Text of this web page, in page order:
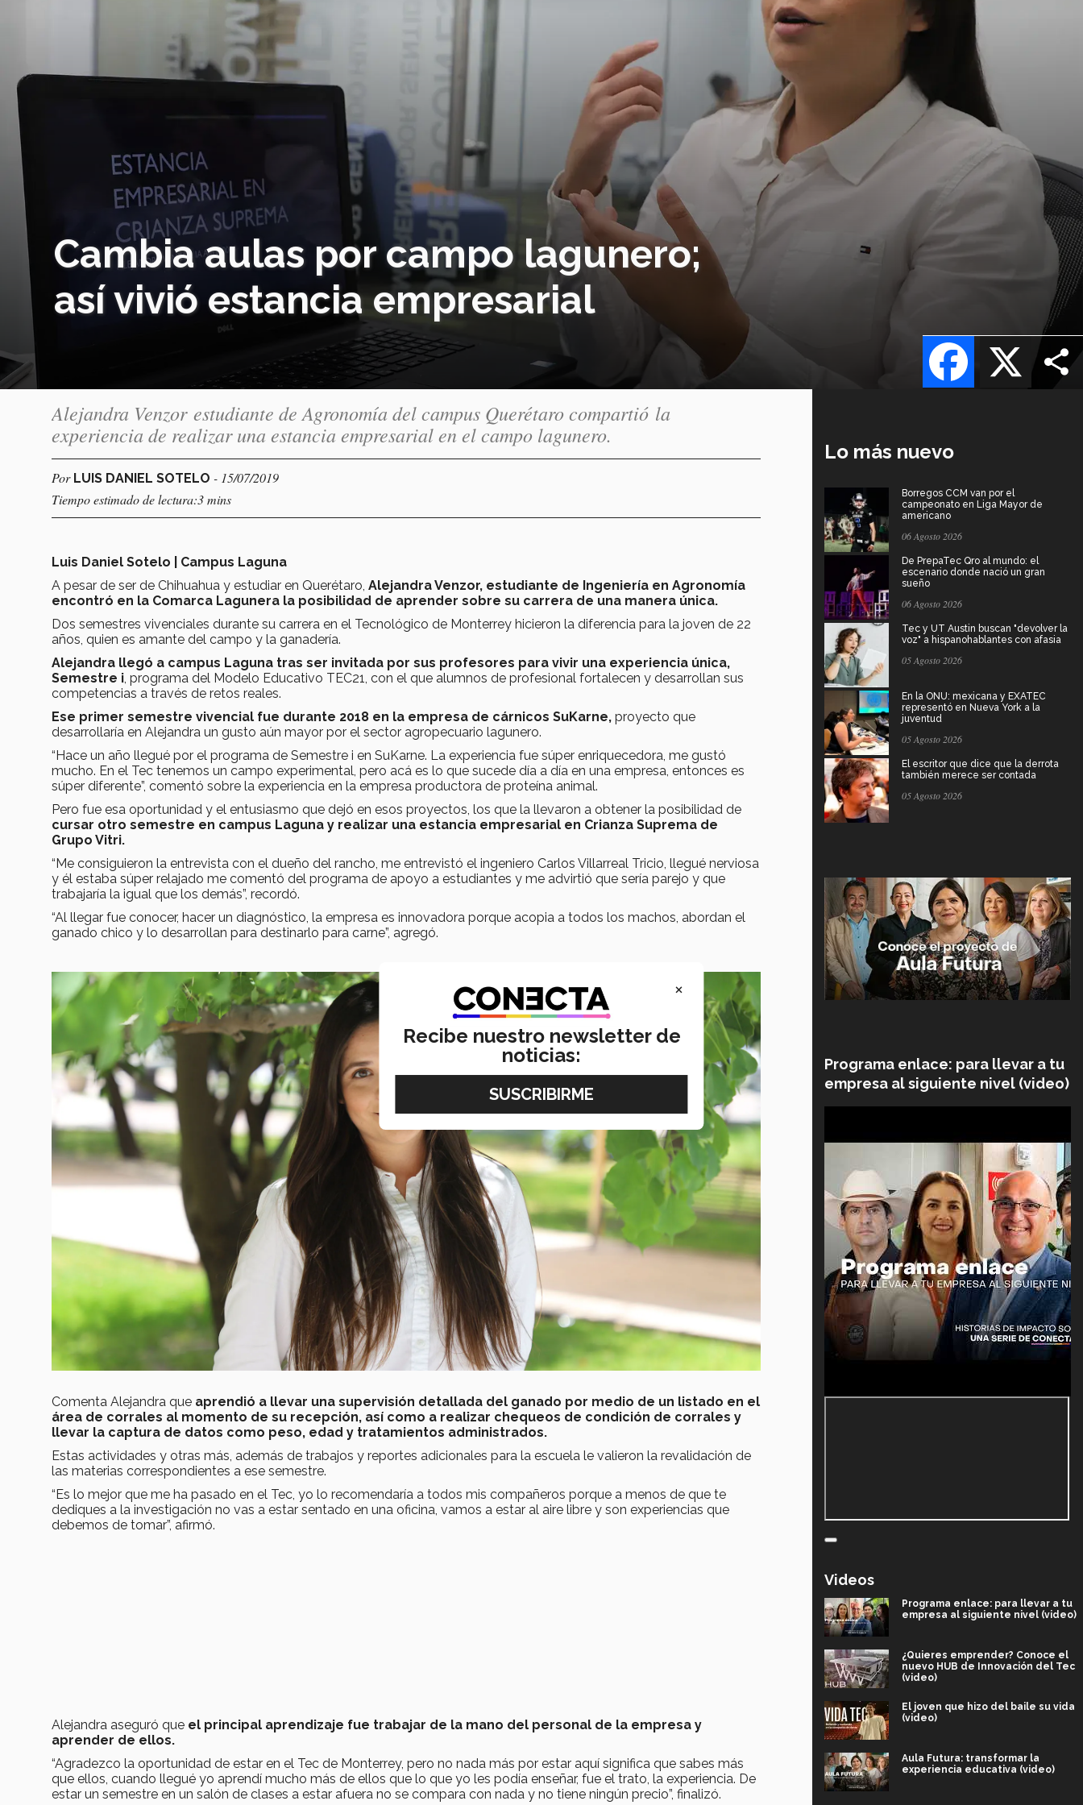
Cambia aulas por campo lagunero;
así vivió estancia empresarial
X
Facebook
Alejandra Venzor estudiante de Agronomía del campus Querétaro compartió la
experiencia de realizar una estancia empresarial en el campo lagunero.
Por LUIS DANIEL SOTELO - 15/07/2019
Tiempo estimado de lectura:3 mins
Luis Daniel Sotelo | Campus Laguna
A pesar de ser de Chihuahua y estudiar en Querétaro, Alejandra Venzor, estudiante de Ingeniería en Agronomía
encontró en la Comarca Lagunera la posibilidad de aprender sobre su carrera de una manera única.
Dos semestres vivenciales durante su carrera en el Tecnológico de Monterrey hicieron la diferencia para la joven de 22
años, quien es amante del campo y la ganadería.
Alejandra llegó a campus Laguna tras ser invitada por sus profesores para vivir una experiencia única,
Semestre i , programa del Modelo Educativo TEC21, con el que alumnos de profesional fortalecen y desarrollan sus
competencias a través de retos reales.
Ese primer semestre vivencial fue durante 2018 en la empresa de cárnicos SuKarne, proyecto que
desarrollaría en Alejandra un gusto aún mayor por el sector agropecuario lagunero.
“Hace un año llegué por el programa de Semestre i en SuKarne. La experiencia fue súper enriquecedora, me gustó
mucho. En el Tec tenemos un campo experimental, pero acá es lo que sucede día a día en una empresa, entonces es
súper diferente”, comentó sobre la experiencia en la empresa productora de proteína animal.
Pero fue esa oportunidad y el entusiasmo que dejó en esos proyectos, los que la llevaron a obtener la posibilidad de
cursar otro semestre en campus Laguna y realizar una estancia empresarial en Crianza Suprema de
Grupo Vitri.
“Me consiguieron la entrevista con el dueño del rancho, me entrevistó el ingeniero Carlos Villarreal Tricio, llegué nerviosa
y él estaba súper relajado me comentó del programa de apoyo a estudiantes y me advirtió que sería parejo y que
trabajaría la igual que los demás”, recordó.
“Al llegar fue conocer, hacer un diagnóstico, la empresa es innovadora porque acopia a todos los machos, abordan el
ganado chico y lo desarrollan para destinarlo para carne”, agregó.
Comenta Alejandra que aprendió a llevar una supervisión detallada del ganado por medio de un listado en el
área de corrales al momento de su recepción, así como a realizar chequeos de condición de corrales y
llevar la captura de datos como peso, edad y tratamientos administrados.
Estas actividades y otras más, además de trabajos y reportes adicionales para la escuela le valieron la revalidación de
las materias correspondientes a ese semestre.
“Es lo mejor que me ha pasado en el Tec, yo lo recomendaría a todos mis compañeros porque a menos de que te
dediques a la investigación no vas a estar sentado en una oficina, vamos a estar al aire libre y son experiencias que
debemos de tomar”, afirmó.
Alejandra aseguró que el principal aprendizaje fue trabajar de la mano del personal de la empresa y
aprender de ellos.
“Agradezco la oportunidad de estar en el Tec de Monterrey, pero no nada más por estar aquí significa que sabes más
que ellos, cuando llegué yo aprendí mucho más de ellos que lo que yo les podía enseñar, fue el trato, la experiencia. De
estar un semestre en un salón de clases a estar afuera no se compara con nada y no tiene ningún precio”, finalizó.
Lo más nuevo
Borregos CCM van por el
campeonato en Liga Mayor de
americano
06 Agosto 2026
De PrepaTec Qro al mundo: el
escenario donde nació un gran
sueño
06 Agosto 2026
Tec y UT Austin buscan "devolver la
voz" a hispanohablantes con afasia
05 Agosto 2026
En la ONU: mexicana y EXATEC
representó en Nueva York a la
juventud
05 Agosto 2026
El escritor que dice que la derrota
también merece ser contada
05 Agosto 2026
Programa enlace: para llevar a tu
empresa al siguiente nivel (video)
Videos
Programa enlace: para llevar a tu
empresa al siguiente nivel (video)
¿Quieres emprender? Conoce el
nuevo HUB de Innovación del Tec
(video)
El joven que hizo del baile su vida
(video)
Aula Futura: transformar la
experiencia educativa (video)
×
Recibe nuestro newsletter de
noticias: